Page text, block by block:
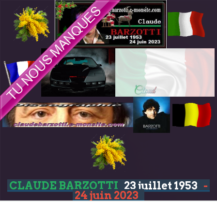
CLAUDE BARZOTTI 23 juillet 1953 -
24 juin 2023